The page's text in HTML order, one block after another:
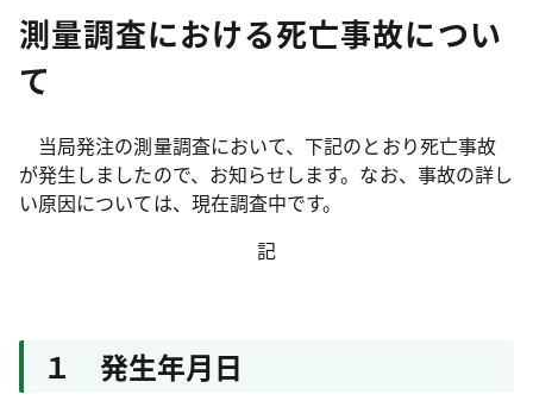
測量調査における死亡事故につい
て
当局発注の測量調査において、下記のとおり死亡事故
が発生しましたので、お知らせします。なお、事故の詳し
い原因については、現在調査中です。
記
１ 発生年月日